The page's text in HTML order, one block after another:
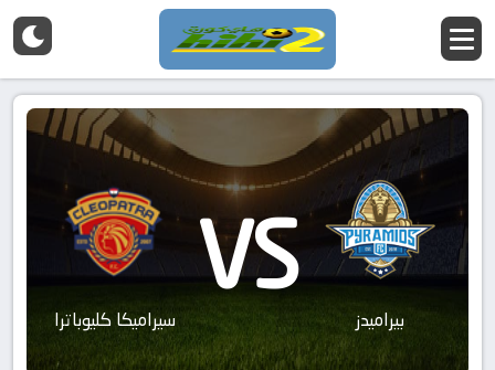
بيراميدز VS سيراميكا كليوباترا